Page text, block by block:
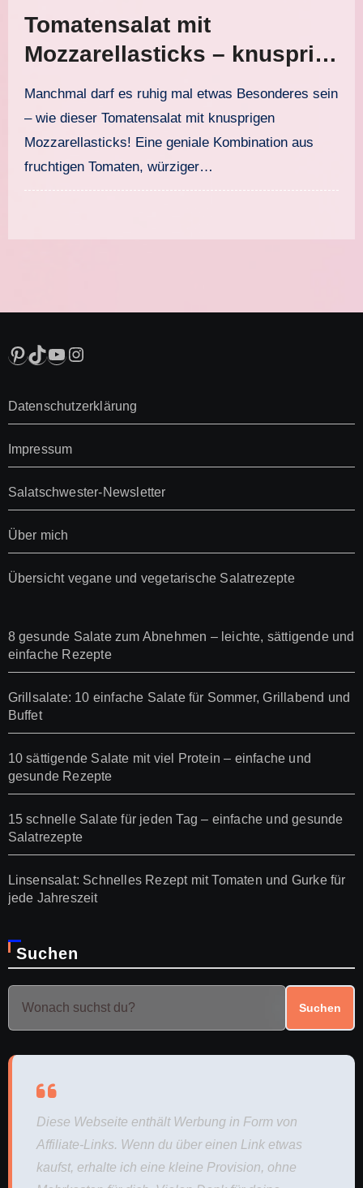
Tomatensalat mit
Mozzarellasticks – knusprig
und unglaublich lecker
Manchmal darf es ruhig mal etwas Besonderes sein
– wie dieser Tomatensalat mit knusprigen
Mozzarellasticks! Eine geniale Kombination aus
fruchtigen Tomaten, würziger…
Pinterest
TikTok
YouTube
Instagram
Datenschutzerklärung
Impressum
Salatschwester-Newsletter
Über mich
Übersicht vegane und vegetarische Salatrezepte
8 gesunde Salate zum Abnehmen – leichte, sättigende und
einfache Rezepte
Grillsalate: 10 einfache Salate für Sommer, Grillabend und
Buffet
10 sättigende Salate mit viel Protein – einfache und
gesunde Rezepte
15 schnelle Salate für jeden Tag – einfache und gesunde
Salatrezepte
Linsensalat: Schnelles Rezept mit Tomaten und Gurke für
jede Jahreszeit
Suchen
Suchen
Diese Webseite enthält Werbung in Form von
Affiliate-Links. Wenn du über einen Link etwas
kaufst, erhalte ich eine kleine Provision, ohne